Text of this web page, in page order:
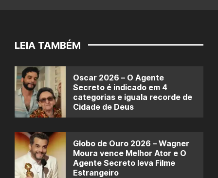
LEIA TAMBÉM
Oscar 2026 – O Agente
Secreto é indicado em 4
categorias e iguala recorde de
Cidade de Deus
Globo de Ouro 2026 – Wagner
Moura vence Melhor Ator e O
Agente Secreto leva Filme
Estrangeiro